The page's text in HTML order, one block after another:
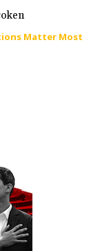
Matter Most